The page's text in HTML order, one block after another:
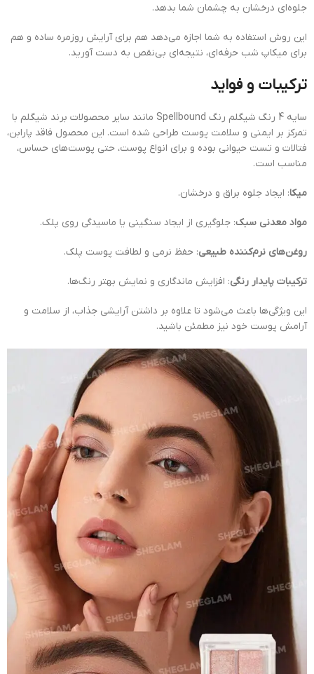
جلوه‌ای درخشان به چشمان شما بدهد.
این روش استفاده به شما اجازه می‌دهد هم برای آرایش روزمره ساده و هم
برای میکاپ شب حرفه‌ای، نتیجه‌ای بی‌نقص به دست آورید.
ترکیبات و فواید
سایه 4 رنگ شیگلم رنگ Spellbound مانند سایر محصولات برند شیگلم با
تمرکز بر ایمنی و سلامت پوست طراحی شده است. این محصول فاقد پارابن،
فتالات و تست حیوانی بوده و برای انواع پوست، حتی پوست‌های حساس،
مناسب است.
میکا: ایجاد جلوه براق و درخشان.
مواد معدنی سبک: جلوگیری از ایجاد سنگینی یا ماسیدگی روی پلک.
روغن‌های نرم‌کننده طبیعی: حفظ نرمی و لطافت پوست پلک.
ترکیبات پایدار رنگی: افزایش ماندگاری و نمایش بهتر رنگ‌ها.
این ویژگی‌ها باعث می‌شود تا علاوه بر داشتن آرایشی جذاب، از سلامت و
آرامش پوست خود نیز مطمئن باشید.